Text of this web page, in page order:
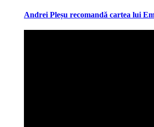
Andrei Pleșu recomandă cartea lui